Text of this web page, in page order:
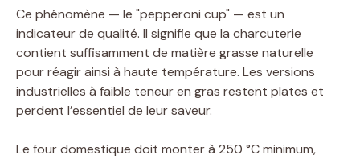
Ce phénomène — le "pepperoni cup" — est un
indicateur de qualité. Il signifie que la charcuterie
contient suffisamment de matière grasse naturelle
pour réagir ainsi à haute température. Les versions
industrielles à faible teneur en gras restent plates et
perdent l’essentiel de leur saveur.
Le four domestique doit monter à 250 °C minimum,